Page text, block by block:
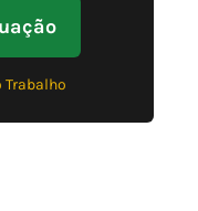
Trabalho